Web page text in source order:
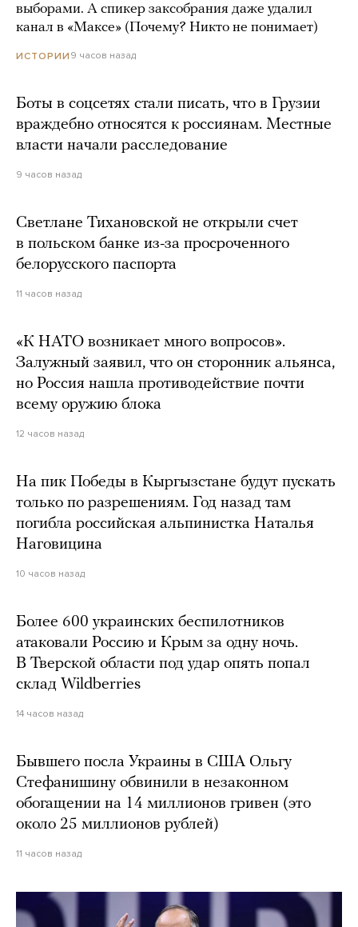
выборами. А спикер заксобрания даже удалил
канал в «Максе» (Почему? Никто не понимает)
ИСТОРИИ 9 часов назад
Боты в соцсетях стали писать, что в Грузии
враждебно относятся к россиянам. Местные
власти начали расследование
9 часов назад
Светлане Тихановской не открыли счет
в польском банке из-за просроченного
белорусского паспорта
11 часов назад
«К НАТО возникает много вопросов».
Залужный заявил, что он сторонник альянса,
но Россия нашла противодействие почти
всему оружию блока
12 часов назад
На пик Победы в Кыргызстане будут пускать
только по разрешениям. Год назад там
погибла российская альпинистка Наталья
Наговицина
10 часов назад
Более 600 украинских беспилотников
атаковали Россию и Крым за одну ночь.
В Тверской области под удар опять попал
склад Wildberries
14 часов назад
Бывшего посла Украины в США Ольгу
Стефанишину обвинили в незаконном
обогащении на 14 миллионов гривен (это
около 25 миллионов рублей)
11 часов назад